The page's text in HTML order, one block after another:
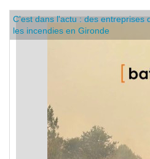
C'est dans l'actu : des entreprises
les incendies en Gironde